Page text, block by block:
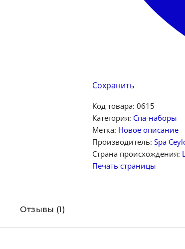
Сохранить
Код товара: 0615
Категория: Спа-наборы
Метка: Новое описание
Производитель: Spa
Страна происхождения:
Печать страницы
Отзывы (1)